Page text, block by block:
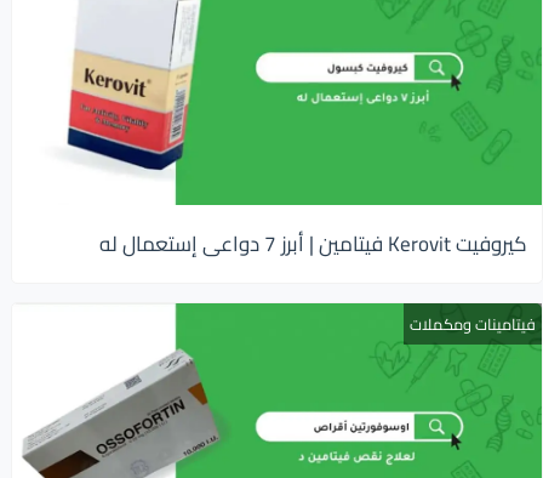
كيروفيت Kerovit فيتامين | أبرز 7 دواعى إستعمال له
فيتامينات ومكملات